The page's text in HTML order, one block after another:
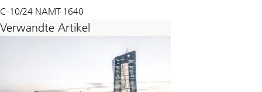
C-10/24 NAMT-1640
Verwandte Artikel